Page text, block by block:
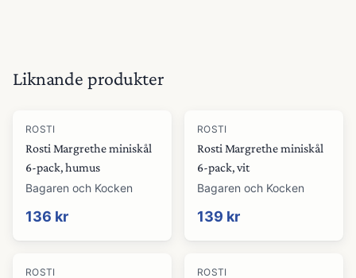
Liknande produkter
ROSTI
Rosti Margrethe miniskål
6-pack, humus
Bagaren och Kocken
136 kr
ROSTI
Rosti Margrethe miniskål
6-pack, vit
Bagaren och Kocken
139 kr
ROSTI ROSTI